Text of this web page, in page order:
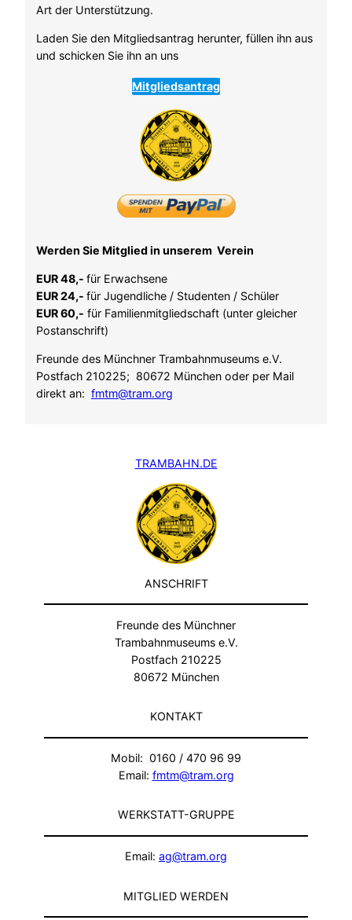
Art der Unterstützung.
Laden Sie den Mitgliedsantrag herunter, füllen ihn aus
und schicken Sie ihn an uns
Mitgliedsantrag
Werden Sie Mitglied in unserem Verein
EUR 48,- für Erwachsene
EUR 24,- für Jugendliche / Studenten / Schüler
EUR 60,- für Familienmitgliedschaft (unter gleicher
Postanschrift)
Freunde des Münchner Trambahnmuseums e.V.
Postfach 210225; 80672 München oder per Mail
direkt an: fmtm@tram.org
TRAMBAHN.DE
ANSCHRIFT
Freunde des Münchner
Trambahnmuseums e.V.
Postfach 210225
80672 München
KONTAKT
Mobil: 0160 / 470 96 99
Email: fmtm@tram.org
WERKSTATT-GRUPPE
Email: ag@tram.org
MITGLIED WERDEN